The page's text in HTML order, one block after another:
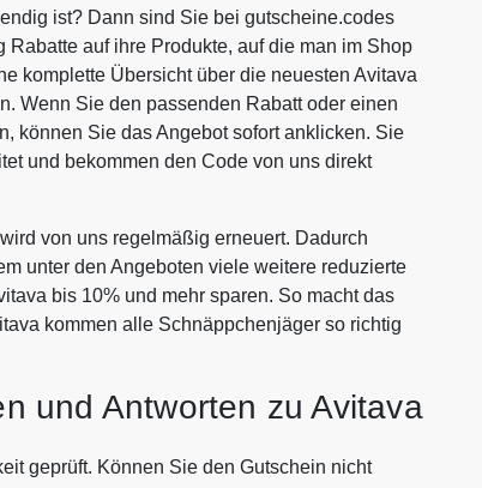
ist? Dann sind Sie bei gutscheine.codes
auf ihre Produkte, auf die man im Shop
komplette Übersicht über die neuesten Avitava
Wenn Sie den passenden Rabatt oder einen
können Sie das Angebot sofort anklicken. Sie
und bekommen den Code von uns direkt
von uns regelmäßig erneuert. Dadurch
unter den Angeboten viele weitere reduzierte
bis 10% und mehr sparen. So macht das
kommen alle Schnäppchenjäger so richtig
und Antworten zu Avitava
geprüft. Können Sie den Gutschein nicht